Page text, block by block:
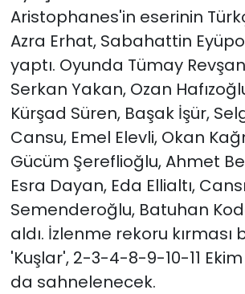
Aristophanes'in eserinin
Azra Erhat, Sabahattin
yaptı. Oyunda Tümay
Serkan Yakan, Ozan
Kürşad Süren, Başak İşür,
Cansu, Emel Elevli, Okan
Gücüm Şereflioğlu, Ahmet
Esra Dayan, Eda Ellialtı,
Semenderoğlu, Batuhan
aldı. İzlenme rekoru kırması
'Kuşlar', 2-3-4-8-9-10-11
da sahnelenecek.